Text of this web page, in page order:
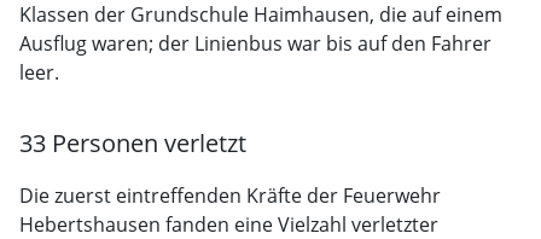
Klassen der Grundschule Haimhausen, die auf einem
Ausflug waren; der Linienbus war bis auf den Fahrer
leer.
33 Personen verletzt
Die zuerst eintreffenden Kräfte der Feuerwehr
Hebertshausen fanden eine Vielzahl verletzter